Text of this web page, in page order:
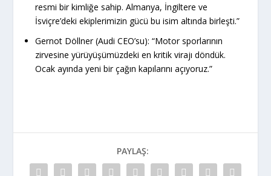
resmi bir kimliğe sahip. Almanya, İngiltere ve
İsviçre’deki ekiplerimizin gücü bu isim altında birleşti.”
Gernot Döllner (Audi CEO’su): “Motor sporlarının
zirvesine yürüyüşümüzdeki en kritik virajı döndük.
Ocak ayında yeni bir çağın kapılarını açıyoruz.”
PAYLAŞ: